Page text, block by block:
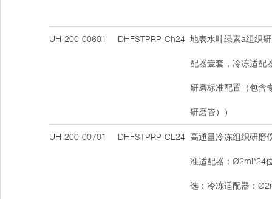
UH-200-00601 DHFSTPRP-Ch24 地表水叶绿素a组织
配器壹套，冷冻适配
研磨标准配置（包含
研磨管））
UH-200-00701 DHFSTPRP-CL24 高通量冷冻组织研磨
准适配器：Ø2ml*24
选：冷冻适配器：